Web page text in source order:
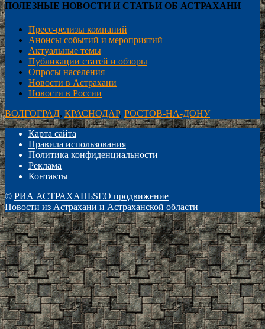
ПОЛЕЗНЫЕ НОВОСТИ И СТАТЬИ ОБ АСТРАХАНИ
Пресс-релизы компаний
Анонсы событий и мероприятий
Актуальные темы
Публикации статей и обзоры
Опросы населения
Новости в Астрахани
Новости в России
ВОЛГОГРАД, КРАСНОДАР, РОСТОВ-НА-ДОНУ
Карта сайта
Правила использования
Политика конфиденциальности
Реклама
Контакты
© РИА АСТРАХАНЬSEO продвижение
Новости из Астрахани и Астраханской области